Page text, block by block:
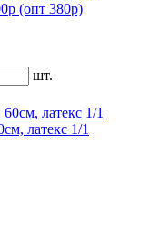
(опт 380р)
шт.
латекс 1/1